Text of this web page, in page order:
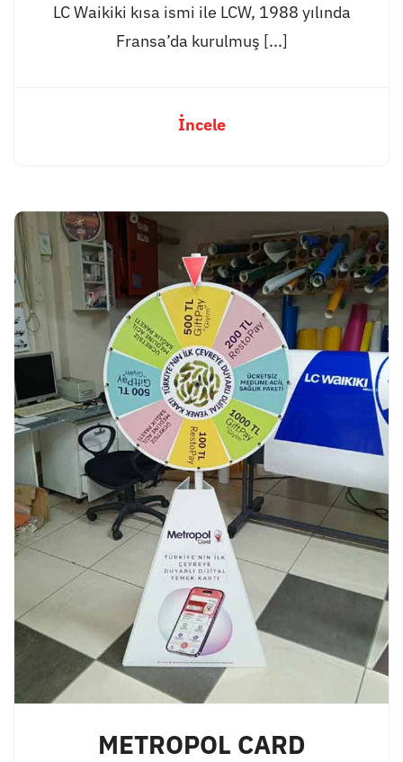
LC Waikiki kısa ismi ile LCW, 1988 yılında
Fransa’da kurulmuş [...]
İncele
METROPOL CARD